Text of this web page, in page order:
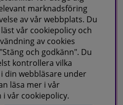
marknadsföring
av vår webbplats. Du
vår cookiepolicy och
av cookies
och godkänn". Du
kontrollera vilka
din webbläsare under
läsa mer i vår
i vår cookiepolicy.